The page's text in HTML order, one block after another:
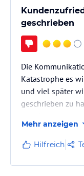
geschrieben
Die
Katastrophe es
und viel später
geschrieben zu
Mehr anzeigen
Hilfreich